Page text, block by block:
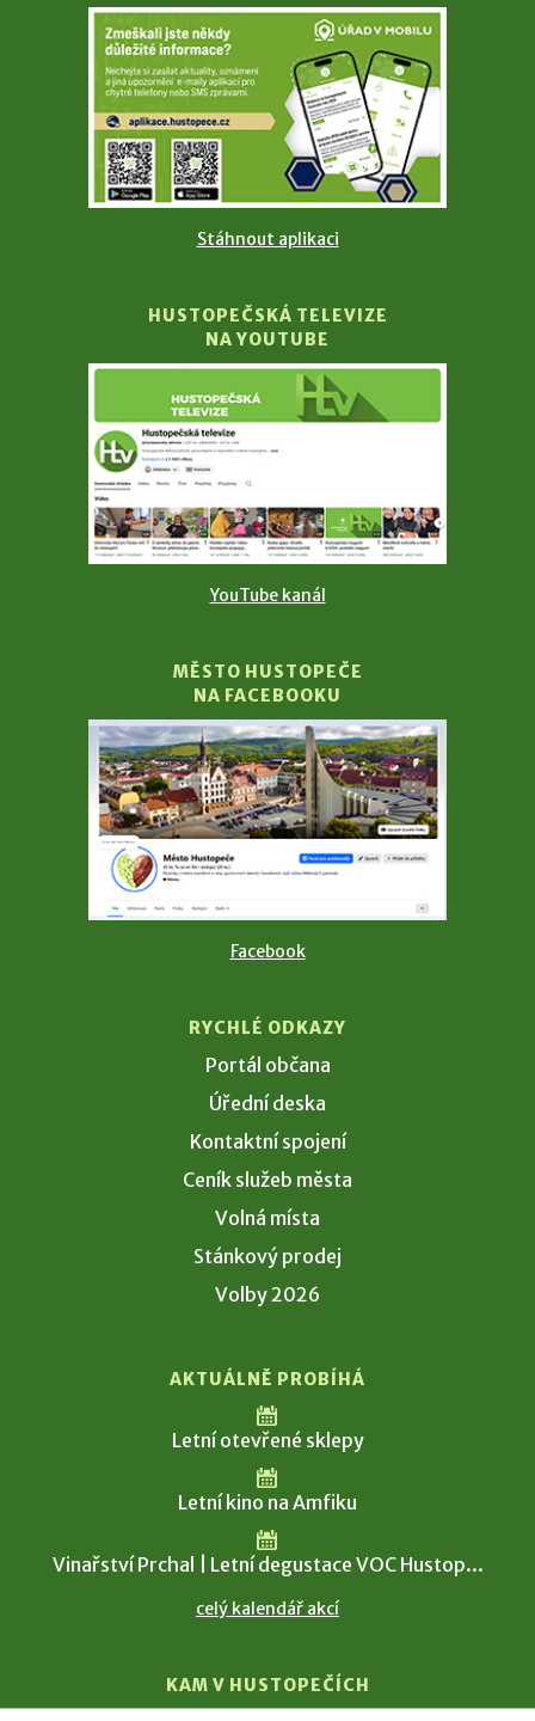
Stáhnout aplikaci
HUSTOPEČSKÁ TELEVIZE
NA YOUTUBE
YouTube kanál
MĚSTO HUSTOPEČE
NA FACEBOOKU
Facebook
RYCHLÉ ODKAZY
Portál občana
Úřední deska
Kontaktní spojení
Ceník služeb města
Volná místa
Stánkový prodej
Volby 2026
AKTUÁLNĚ PROBÍHÁ
Letní otevřené sklepy
Letní kino na Amfiku
Vinařství Prchal | Letní degustace VOC Hustop...
celý kalendář akcí
KAM V HUSTOPEČÍCH